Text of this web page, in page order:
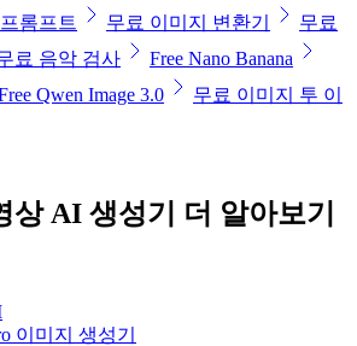
롬프트 무료 이미지 변환기
무료
료 음악 검사
Free Nano Banana
Qwen Image 3.0
무료 이미지 투 이
상 AI 생성기 더 알아보기
이미지 생성기